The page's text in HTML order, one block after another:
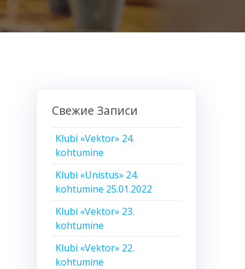
Свежие Записи
Klubi «Vektor» 24.
kohtumine
Klubi «Unistus» 24.
kohtumine 25.01.2022
Klubi «Vektor» 23.
kohtumine
Klubi «Vektor» 22.
kohtumine